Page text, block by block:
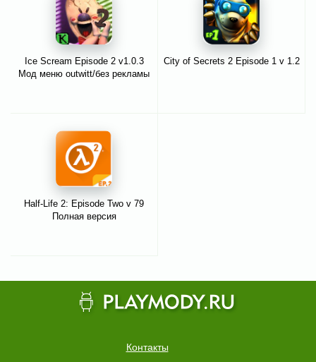
Ice Scream Episode 2 v1.0.3
Мод меню outwitt/без рекламы
City of Secrets 2 Episode 1 v 1.2
Half-Life 2: Episode Two v 79
Полная версия
Контакты